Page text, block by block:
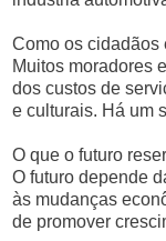
Como os cidadãos
Muitos moradores
dos custos de
e culturais. Há um
O que o futuro
O futuro depende
às mudanças
de promover